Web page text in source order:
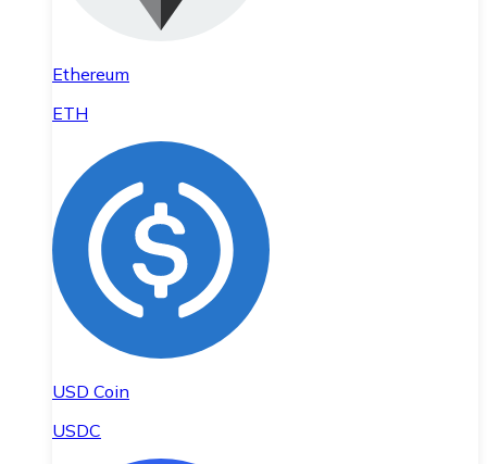
Ethereum
ETH
USD Coin
USDC